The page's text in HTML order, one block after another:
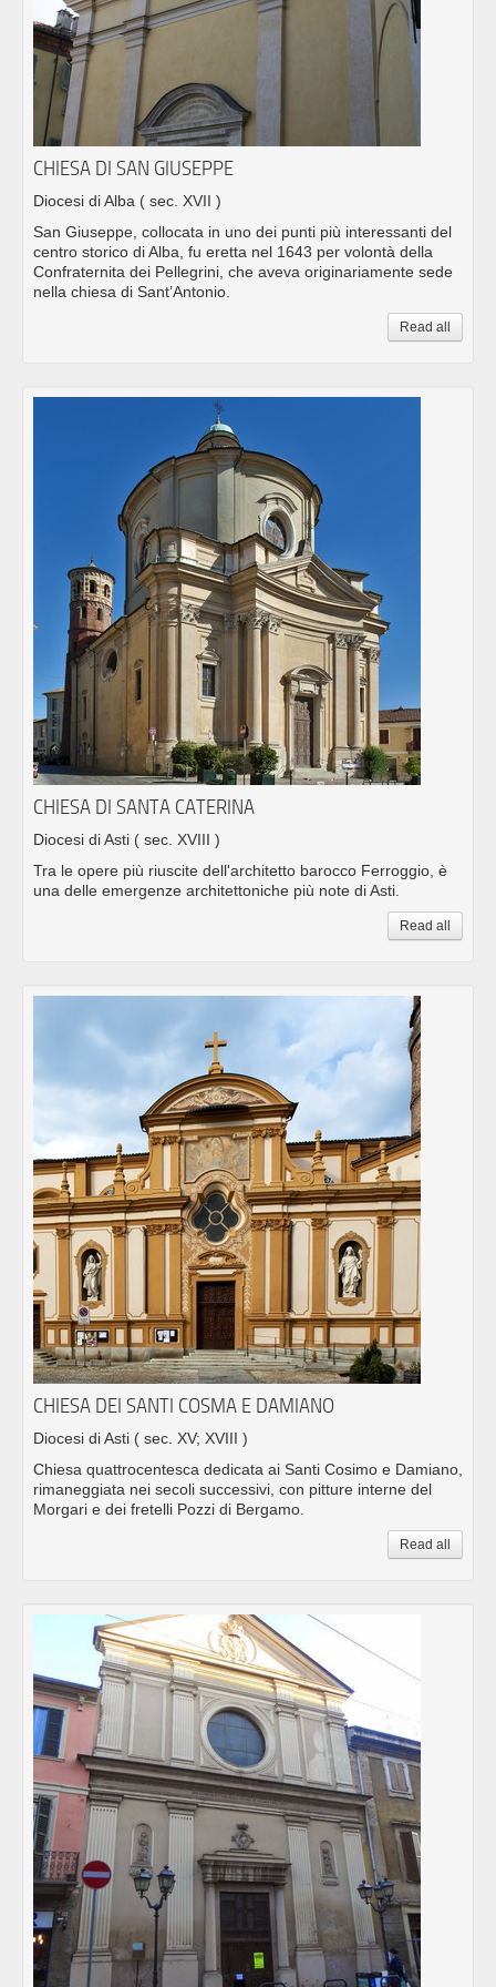
CHIESA DI SAN GIUSEPPE
Diocesi di Alba ( sec. XVII )
San Giuseppe, collocata in uno dei punti più interessanti del
centro storico di Alba, fu eretta nel 1643 per volontà della
Confraternita dei Pellegrini, che aveva originariamente sede
nella chiesa di Sant’Antonio.
Read all
CHIESA DI SANTA CATERINA
Diocesi di Asti ( sec. XVIII )
Tra le opere più riuscite dell'architetto barocco Ferroggio, è
una delle emergenze architettoniche più note di Asti.
Read all
CHIESA DEI SANTI COSMA E DAMIANO
Diocesi di Asti ( sec. XV; XVIII )
Chiesa quattrocentesca dedicata ai Santi Cosimo e Damiano,
rimaneggiata nei secoli successivi, con pitture interne del
Morgari e dei fretelli Pozzi di Bergamo.
Read all